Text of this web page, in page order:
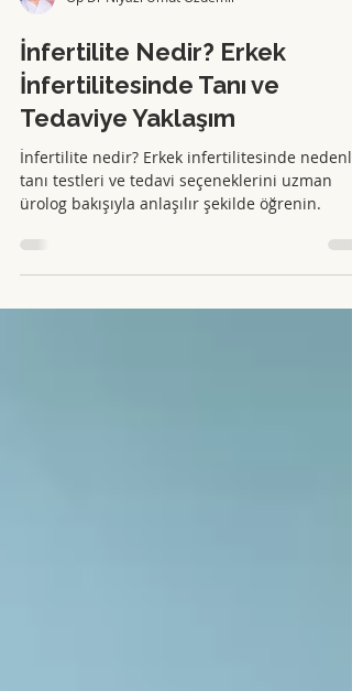
Op Dr Niyazi Umut Özdemir
İnfertilite Nedir? Erkek
İnfertilitesinde Tanı ve
Tedaviye Yaklaşım
İnfertilite nedir? Erkek infertilitesinde
tanı testleri ve tedavi seçeneklerini uzman